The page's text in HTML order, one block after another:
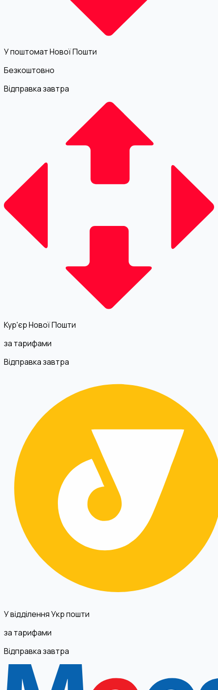
У поштомат Нової Пошти
Безкоштовно
Відправка завтра
Кур'єр Нової Пошти
за тарифами
Відправка завтра
У відділення Укр пошти
за тарифами
Відправка завтра